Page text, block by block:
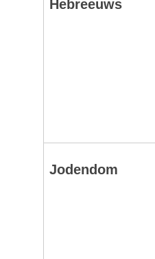
Hebreeuws
Jodendom